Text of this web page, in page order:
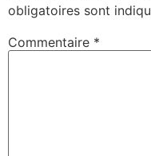
obligatoires sont
Commentaire *